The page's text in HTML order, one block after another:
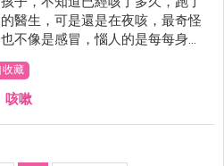
醫生，可是還是在夜咳，最奇怪
不像是感冒，惱人的是每每身體
好像沒法好好睡上一覺，有時候
得忍住睡意洗床單，這到底是為
收藏
咳嗽